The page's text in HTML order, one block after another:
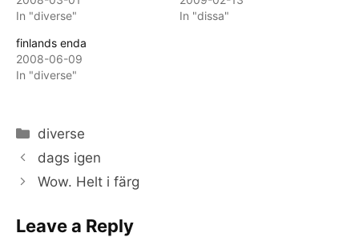
In "diverse"
In "dissa"
finlands enda
2008-06-09
In "diverse"
Categories
diverse
dags igen
Wow. Helt i färg
Leave a Reply